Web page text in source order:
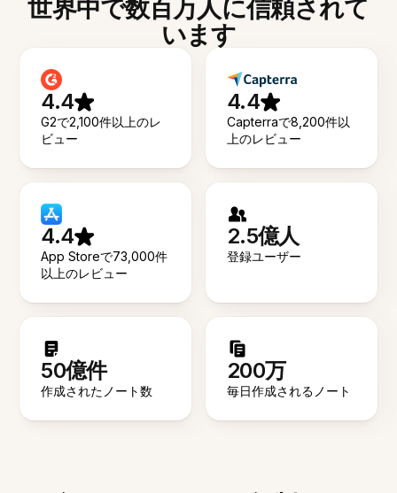
世界中で数百万人に信頼されて
います
4.4
G2で2,100件以上のレ
ビュー
4.4
Capterraで8,200件以
上のレビュー
4.4
App Storeで73,000件
以上のレビュー
2.5億人
登録ユーザー
50億件
作成されたノート数
200万
毎日作成されるノート